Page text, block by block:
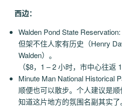
西边：
Walden Pond State
但架不住人家有历史（Henry
Walden）。
（$8，1 – 2 小时，市中心往返 1
Minute Man National Historical
顺便也可以散步。个人建议是
知道这片地方的氛围名副其实了。